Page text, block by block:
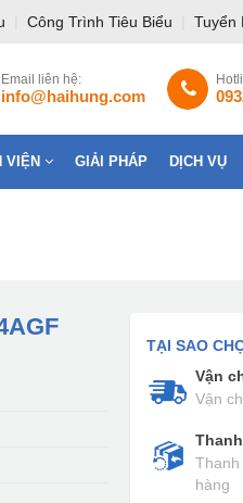
Công Trình Tiêu Biểu Tuyển
Email liên hệ:
info@haihung.com
VIỆN GIẢI PHÁP DỊCH VỤ
TẠI SAO
Vận
Vận
Thanh
hàng